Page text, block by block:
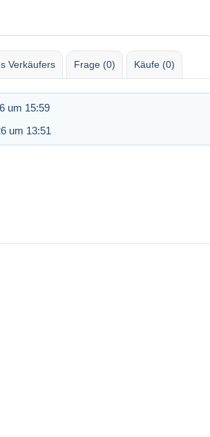
Verkäufers Frage (0) Käufe (0)
um 15:59
um 13:51